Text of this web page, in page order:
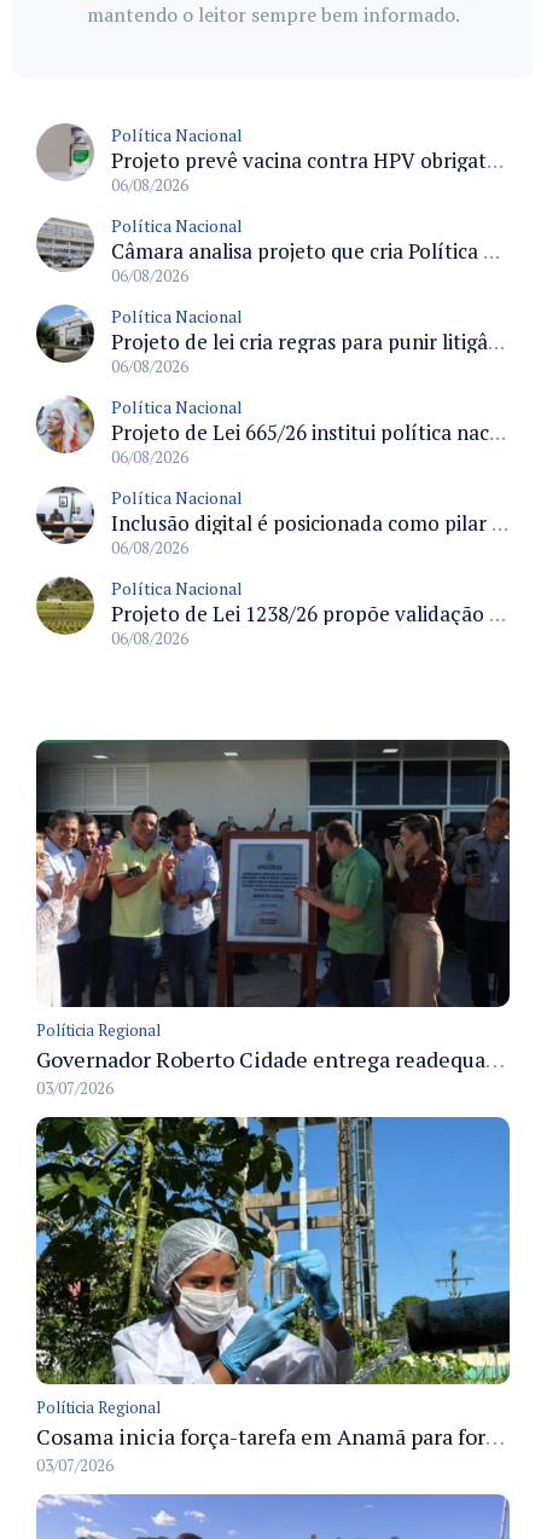
mantendo o leitor sempre bem informado.
Política Nacional
Projeto prevê vacina contra HPV obrigatória e testes moleculares para rastreamento do câncer do colo do útero
06/08/2026
Política Nacional
Câmara analisa projeto que cria Política Nacional de Qualificação e Valorização da Preceptoria na Residência Médica
06/08/2026
Política Nacional
Projeto de lei cria regras para punir litigância abusiva reversa e integrar sistemas do Judiciário
06/08/2026
Política Nacional
Projeto de Lei 665/26 institui política nacional para prevenção ao transfeminicídio e prevê medidas de proteção e reparação
06/08/2026
Política Nacional
Inclusão digital é posicionada como pilar essencial da reurbanização de favelas e periferias
06/08/2026
Política Nacional
Projeto de Lei 1238/26 propõe validação automática do Cadastro Ambiental Rural para imóveis de até quatro módulos fiscais
06/08/2026
Políticia Regional
Governador Roberto Cidade entrega readequação do ambulatório da FCecon e amplia capacidade de atendimento oncológico em Manaus
03/07/2026
Políticia Regional
Cosama inicia força-tarefa em Anamã para fortalecer abastecimento de água e segurança hídrica da população
03/07/2026